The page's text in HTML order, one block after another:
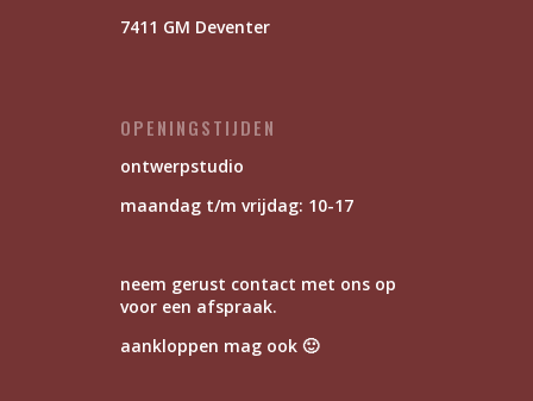
7411 GM Deventer
OPENINGSTIJDEN
ontwerpstudio
maandag t/m vrijdag: 10-17
neem gerust contact met ons op
voor een afspraak.
aankloppen mag ook 🙂